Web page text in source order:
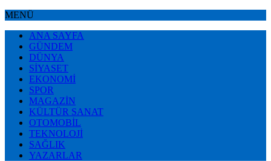
MENÜ
ANA SAYFA
GÜNDEM
DÜNYA
SİYASET
EKONOMİ
SPOR
MAGAZİN
KÜLTÜR SANAT
OTOMOBİL
TEKNOLOJİ
SAĞLIK
YAZARLAR